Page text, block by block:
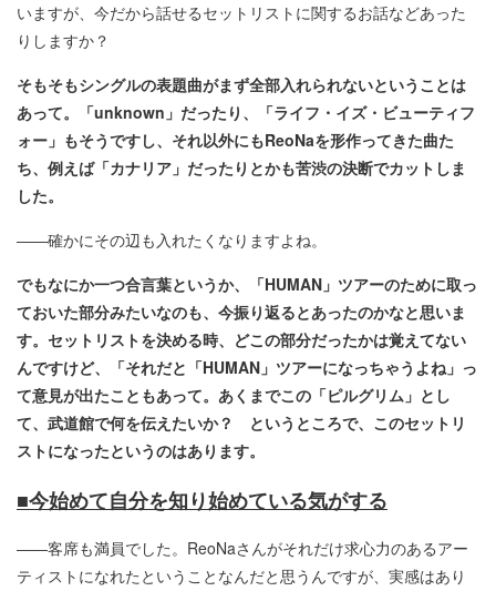
いますが、今だから話せるセットリストに関するお話などあった
りしますか？
そもそもシングルの表題曲がまず全部入れられないということは
あって。「unknown」だったり、「ライフ・イズ・ビューティフ
ォー」もそうですし、それ以外にもReoNaを形作ってきた曲た
ち、例えば「カナリア」だったりとかも苦渋の決断でカットしま
した。
――確かにその辺も入れたくなりますよね。
でもなにか一つ合言葉というか、「HUMAN」ツアーのために取っ
ておいた部分みたいなのも、今振り返るとあったのかなと思いま
す。セットリストを決める時、どこの部分だったかは覚えてない
んですけど、「それだと「HUMAN」ツアーになっちゃうよね」っ
て意見が出たこともあって。あくまでこの「ピルグリム」とし
て、武道館で何を伝えたいか？ というところで、このセットリ
ストになったというのはあります。
■今始めて自分を知り始めている気がする
――客席も満員でした。ReoNaさんがそれだけ求心力のあるアー
ティストになれたということなんだと思うんですが、実感はあり